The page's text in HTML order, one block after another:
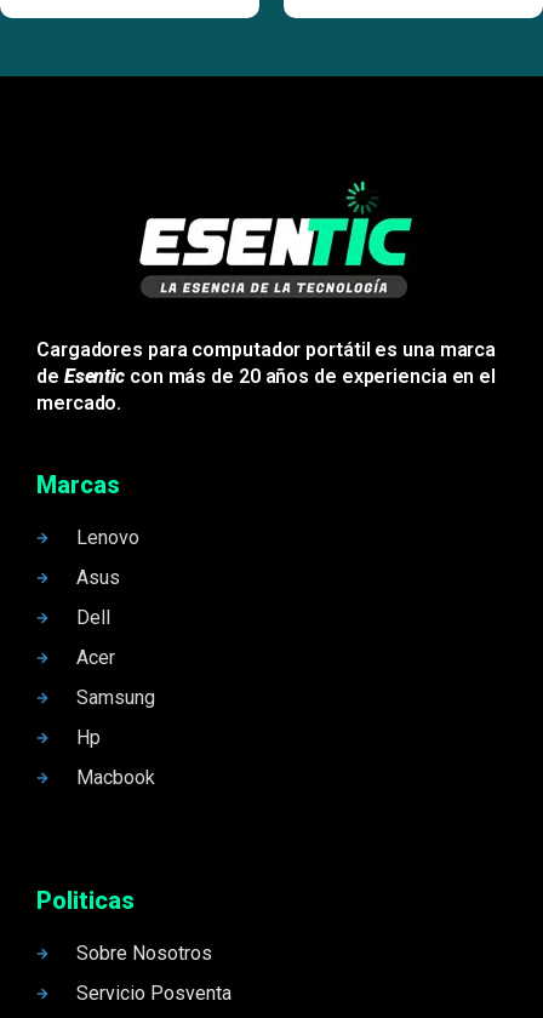
Cargadores para computador portátil es una marca
de Esentic con más de 20 años de experiencia en el
mercado.
Marcas
Lenovo
Asus
Dell
Acer
Samsung
Hp
Macbook
Politicas
Sobre Nosotros
Servicio Posventa